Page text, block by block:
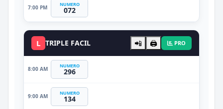
7:00 PM NUMERO
072
L TRIPLE FACIL 📲 🖨️ PRO
8:00 AM NUMERO
296
9:00 AM NUMERO
134